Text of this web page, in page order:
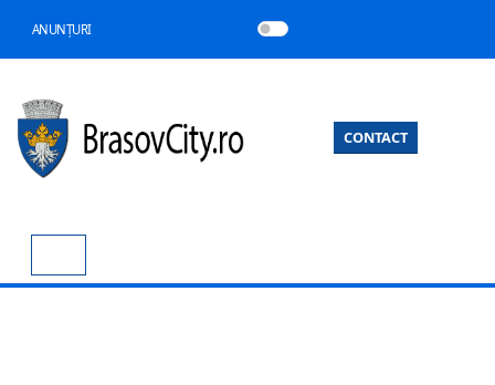
ANUNȚURI
CONTACT